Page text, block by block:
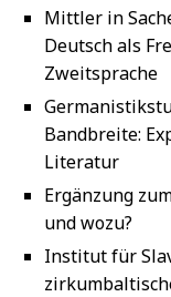
Mittler in
Deutsch als
Zweitsprache
Bandbreite:
Literatur
Ergänzung
und wozu?
Institut für